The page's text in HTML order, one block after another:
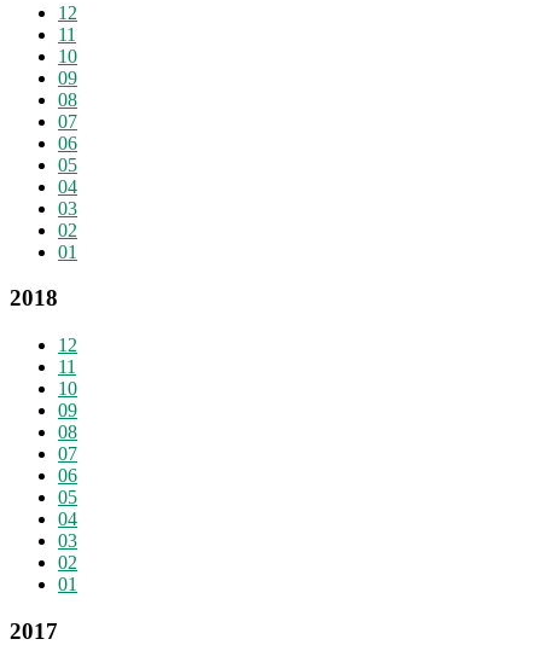
12
11
10
09
08
07
06
05
04
03
02
01
2018
12
11
10
09
08
07
06
05
04
03
02
01
2017